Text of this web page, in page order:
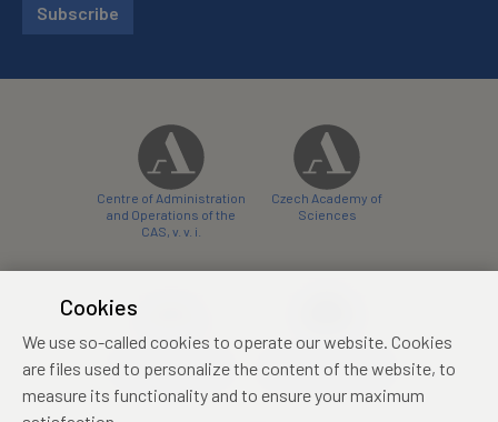
Subscribe
Centre of Administration
and Operations of the
CAS, v. v. i.
Czech Academy of
Sciences
conference centre
konferenční centrum
Cookies
We use so-called cookies to operate our website. Cookies
are files used to personalize the content of the website, to
measure its functionality and to ensure your maximum